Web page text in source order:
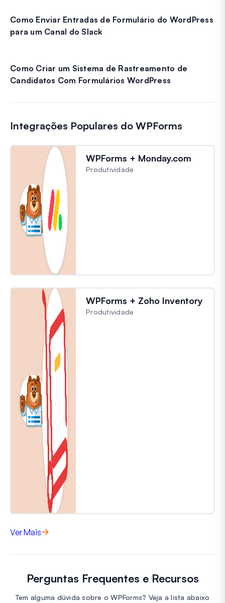
Como Enviar Entradas de Formulário do WordPress
para um Canal do Slack
Como Criar um Sistema de Rastreamento de
Candidatos Com Formulários WordPress
Integrações Populares do WPForms
WPForms + Monday.com
Produtividade
WPForms + Zoho Inventory
Produtividade
Ver Mais
Perguntas Frequentes e Recursos
Tem alguma dúvida sobre o WPForms? Veja a lista abaixo